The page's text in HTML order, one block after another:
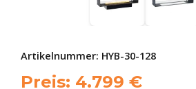
Artikelnummer: HYB-30-128
Preis: 4.799 €